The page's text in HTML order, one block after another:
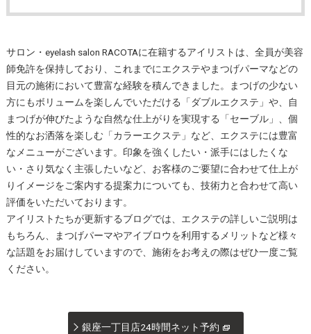
サロン・eyelash salon RACOTAに在籍するアイリストは、全員が美容
師免許を保持しており、これまでにエクステやまつげパーマなどの
目元の施術において豊富な経験を積んできました。まつげの少ない
方にもボリュームを楽しんでいただける「ダブルエクステ」や、自
まつげが伸びたような自然な仕上がりを実現する「セーブル」、個
性的なお洒落を楽しむ「カラーエクステ」など、エクステには豊富
なメニューがございます。印象を強くしたい・派手にはしたくな
い・さり気なく主張したいなど、お客様のご要望に合わせて仕上が
りイメージをご案内する提案力についても、技術力と合わせて高い
評価をいただいております。
アイリストたちが更新するブログでは、エクステの詳しいご説明は
もちろん、まつげパーマやアイブロウを利用するメリットなど様々
な話題をお届けしていますので、施術をお考えの際はぜひ一度ご覧
ください。
銀座一丁目店24時間ネット予約